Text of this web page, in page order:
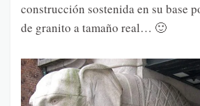
construcción sostenida en su base
de granito a tamaño real… 🙂